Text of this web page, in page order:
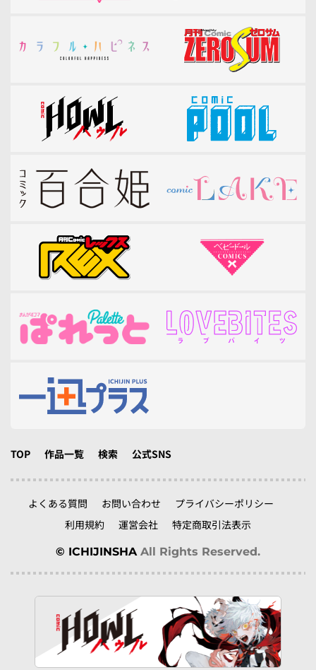
TOP 作品一覧 検索 公式SNS
よくある質問 お問い合わせ
プライバシーポリシー
利用規約
運営会社 特定商取引法表示
© ICHIJINSHA All Rights Reserved.